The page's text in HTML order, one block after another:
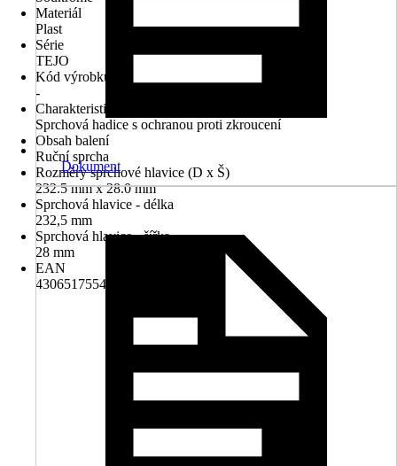
Materiál
Plast
Série
TEJO
Kód výrobku
-
Charakteristické znaky
Sprchová hadice s ochranou proti zkroucení
Obsah balení
Ruční sprcha
Rozměry sprchové hlavice (D x Š)
232.5 mm x 28.0 mm
Sprchová hlavice - délka
232,5 mm
Sprchová hlavice - šířka
28 mm
EAN
4306517554002
Dokument